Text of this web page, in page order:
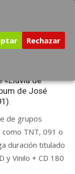
«Lluvia de
de José
de grupos
como TNT, 091 o
duración titulado
y Vinilo + CD 180
Rechazar